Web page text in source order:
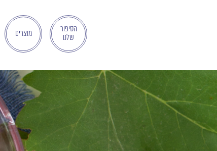
לְהַנְגָּשָׁת
אָתָרִים".
הַמְּסַיַּעַת
הָאֲתָר.
לִפְתִיחַת
הסיפור
שלנו
מוצרים